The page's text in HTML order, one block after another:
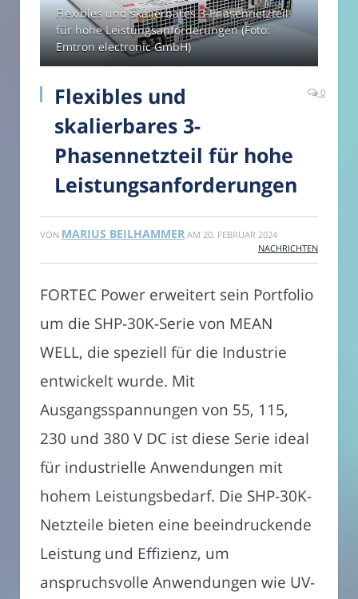
Flexibles und skalierbares 3-Phasennetzteil
für hohe Leistungsanforderungen (Foto:
Emtron electronic GmbH)
Flexibles und
skalierbares 3-
Phasennetzteil für hohe
Leistungsanforderungen
0
VON MARIUS BEILHAMMER AM 20. FEBRUAR 2024
NACHRICHTEN
FORTEC Power erweitert sein Portfolio
um die SHP-30K-Serie von MEAN
WELL, die speziell für die Industrie
entwickelt wurde. Mit
Ausgangsspannungen von 55, 115,
230 und 380 V DC ist diese Serie ideal
für industrielle Anwendungen mit
hohem Leistungsbedarf. Die SHP-30K-
Netzteile bieten eine beeindruckende
Leistung und Effizienz, um
anspruchsvolle Anwendungen wie UV-